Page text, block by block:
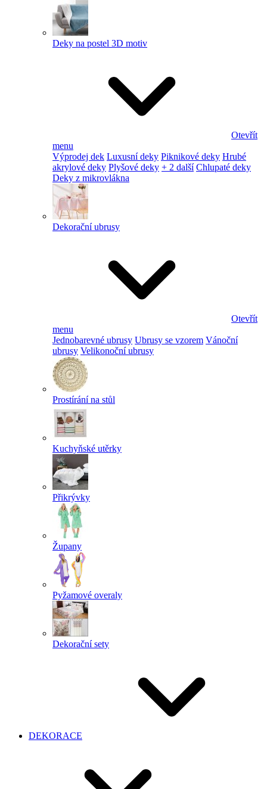
Deky na postel 3D motiv
Otevřít
menu
Výprodej dek Luxusní deky Piknikové deky Hrubé
akrylové deky Plyšové deky + 2 další Chlupaté deky
Deky z mikrovlákna
Dekorační ubrusy
Otevřít
menu
Jednobarevné ubrusy Ubrusy se vzorem Vánoční
ubrusy Velikonoční ubrusy
Prostírání na stůl
Kuchyňské utěrky
Přikrývky
Župany
Pyžamové overaly
Dekorační sety
DEKORACE